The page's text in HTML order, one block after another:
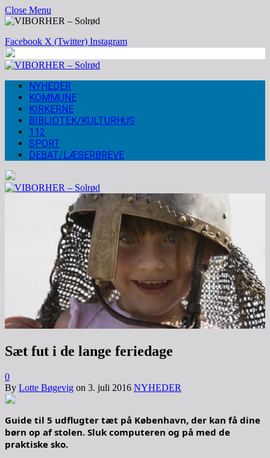
Close Menu
Facebook X (Twitter) Instagram
NYHEDER
KOMMUNE
KIRKERNE
BIBLIOTEK/KULTURHUS
112
SPORT
DEBAT/LÆSERBREVE
Sæt fut i de lange feriedage
0
By Lotte Bøgevig on 3. juli 2016 NYHEDER
Guide til 5 udflugter tæt på København, der kan få dine
børn op af stolen. Sluk computeren og på med de
praktiske sko.